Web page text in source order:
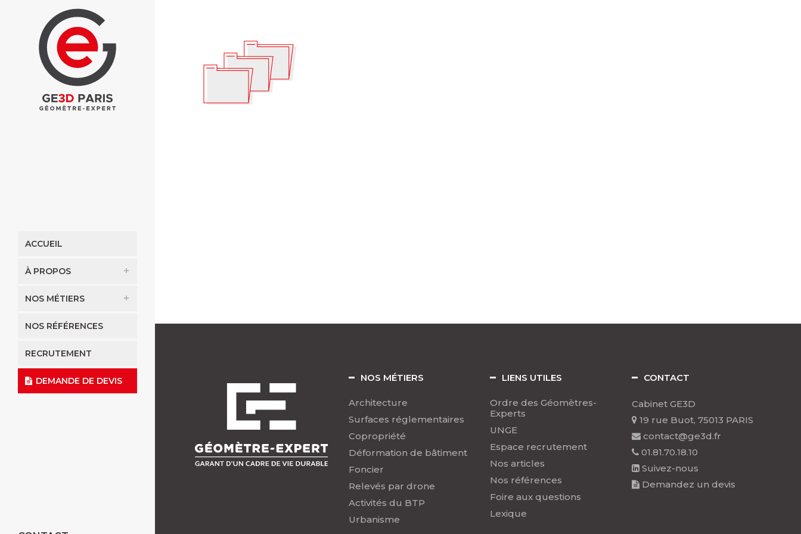
ACCUEIL
À PROPOS
NOS MÉTIERS
NOS RÉFÉRENCES
RECRUTEMENT
DEMANDE DE DEVIS NOS MÉTIERS
Architecture
Surfaces réglementaires
Copropriété
Déformation de bâtiment
Foncier
Relevés par drone
Activités du BTP
Urbanisme
LIENS UTILES
Ordre des Géomètres-
Experts
UNGE
Espace recrutement
Nos articles
Nos références
Foire aux questions
Lexique
CONTACT
Cabinet GE3D
19 rue Buot, 75013 PARIS
contact@ge3d.fr
01.81.70.18.10
Suivez-nous
Demandez un devis